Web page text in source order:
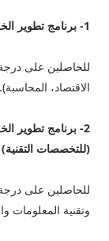
1- برنامج تطوير الخريجين لمصرفية الشركات (للتخصصات الإدارية)
للحاصلين على درجة
الاقتصاد، المحاسبة).
2- برنامج تطوير
(للتخصصات التقنية)
للحاصلين على
وتقنية المعلومات